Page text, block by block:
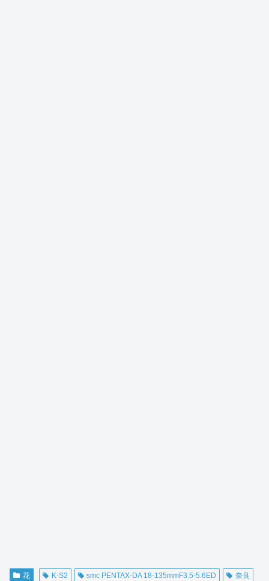
花 K-S2 smc PENTAX-DA 18-135mmF3.5-5.6ED
奈良